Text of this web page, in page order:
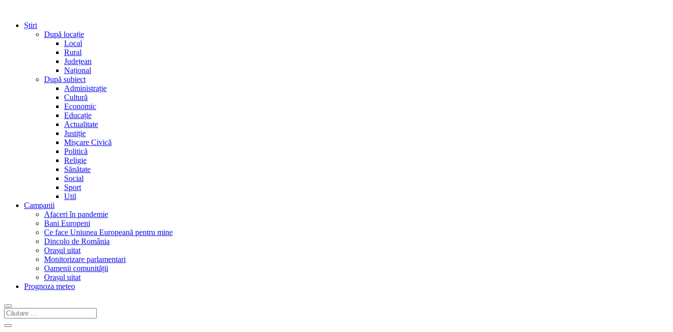
Știri
După locație
Local
Rural
Județean
Național
După subiect
Administrație
Cultură
Economic
Educație
Actualitate
Justiție
Mișcare Civică
Politică
Religie
Sănătate
Social
Sport
Util
Campanii
Afaceri în pandemie
Bani Europeni
Ce face Uniunea Europeană pentru mine
Dincolo de România
Orașul uitat
Monitorizare parlamentari
Oamenii comunității
Orașul uitat
Prognoza meteo